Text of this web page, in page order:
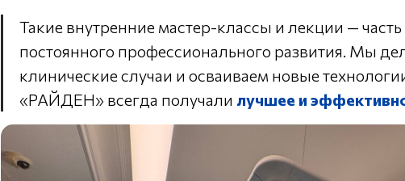
Такие внутренние мастер-классы и лекции —
постоянного профессионального развития. Мы
клинические случаи и осваиваем новые
«РАЙДЕН» всегда получали лучшее и